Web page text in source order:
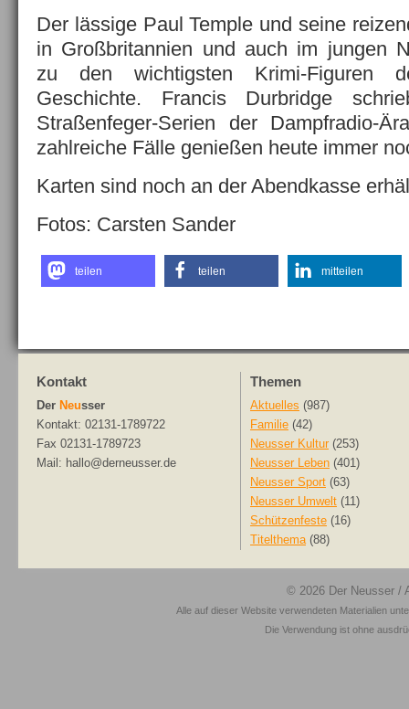
Der lässige Paul Temple und seine
in Großbritannien und auch im jungen
zu den wichtigsten Krimi-Figuren
Geschichte. Francis Durbridge
Straßenfeger-Serien der Dampfradio-
zahlreiche Fälle genießen heute immer
Karten sind noch an der Abendkasse
Fotos: Carsten Sander
teilen teilen mitteilen
Kontakt
Der Neusser
Kontakt: 02131-1789722
Fax 02131-1789723
Mail: hallo@derneusser.de
Themen
Aktuelles (987)
Familie (42)
Neusser Kultur (253)
Neusser Leben (401)
Neusser Sport (63)
Neusser Umwelt (11)
Schützenfeste (16)
Titelthema(88)
© 2026 Der Neusser /
Alle auf dieser Website verwendeten Materialien
Die Verwendung ist ohne